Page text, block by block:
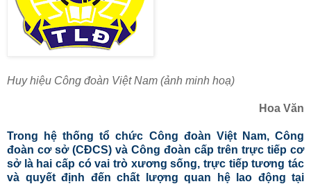
Huy hiệu Công đoàn Việt Nam (ảnh minh hoạ)
Hoa Văn
Trong hệ thống tổ chức Công đoàn Việt Nam, Công
đoàn cơ sở (CĐCS) và Công đoàn cấp trên trực tiếp cơ
sở là hai cấp có vai trò xương sống, trực tiếp tương tác
và quyết định đến chất lượng quan hệ lao động tại